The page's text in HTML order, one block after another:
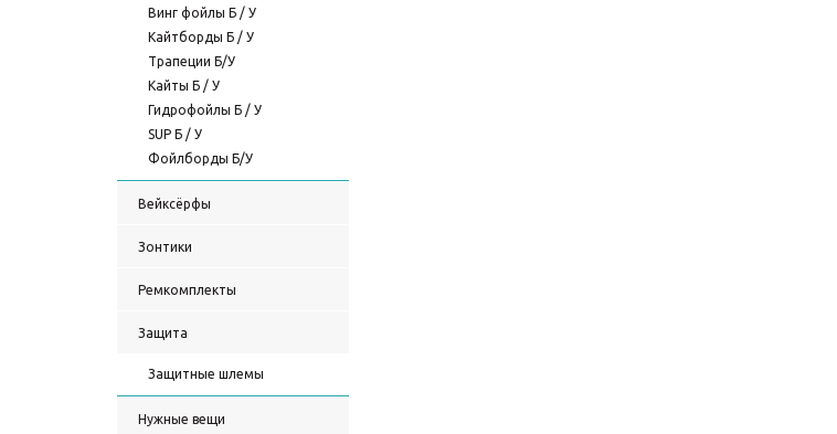
Винг фойлы Б / У
Кайтборды Б / У
Трапеции Б/У
Кайты Б / У
Гидрофойлы Б / У
SUP Б / У
Фойлборды Б/У
Вейксёрфы
Зонтики
Ремкомплекты
Защита
Защитные шлемы
Нужные вещи